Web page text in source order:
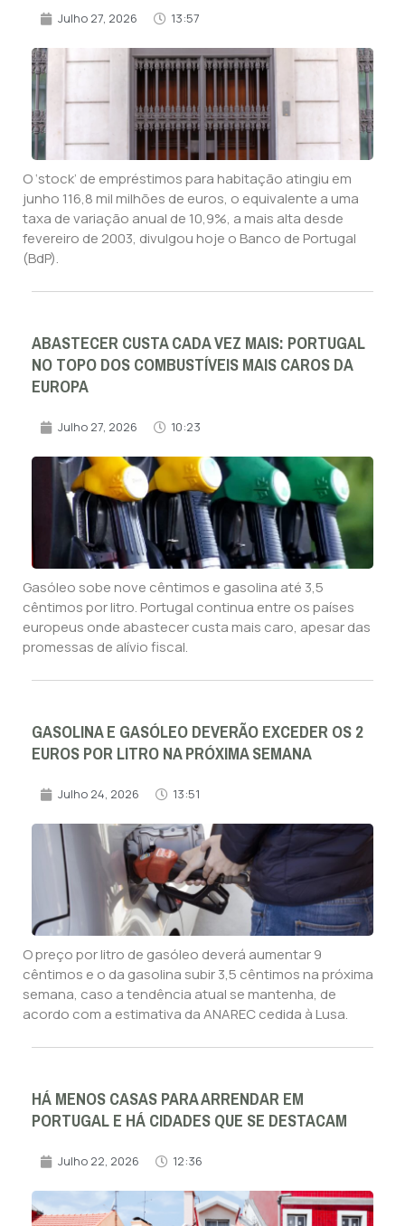
Julho 27, 2026 13:57
O ‘stock’ de empréstimos para habitação atingiu em
junho 116,8 mil milhões de euros, o equivalente a uma
taxa de variação anual de 10,9%, a mais alta desde
fevereiro de 2003, divulgou hoje o Banco de Portugal
(BdP).
ABASTECER CUSTA CADA VEZ MAIS: PORTUGAL
NO TOPO DOS COMBUSTÍVEIS MAIS CAROS DA
EUROPA
Julho 27, 2026 10:23
Gasóleo sobe nove cêntimos e gasolina até 3,5
cêntimos por litro. Portugal continua entre os países
europeus onde abastecer custa mais caro, apesar das
promessas de alívio fiscal.
GASOLINA E GASÓLEO DEVERÃO EXCEDER OS 2
EUROS POR LITRO NA PRÓXIMA SEMANA
Julho 24, 2026 13:51
O preço por litro de gasóleo deverá aumentar 9
cêntimos e o da gasolina subir 3,5 cêntimos na próxima
semana, caso a tendência atual se mantenha, de
acordo com a estimativa da ANAREC cedida à Lusa.
HÁ MENOS CASAS PARA ARRENDAR EM
PORTUGAL E HÁ CIDADES QUE SE DESTACAM
Julho 22, 2026 12:36